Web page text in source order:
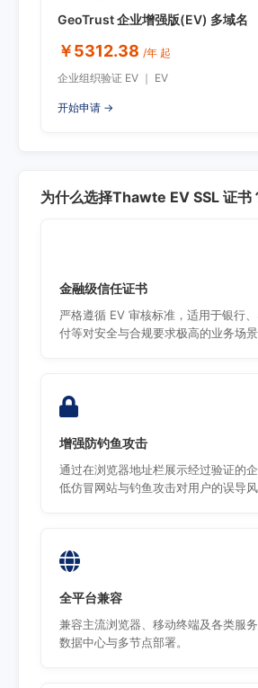
GeoTrust 企业增强版(EV) 多域名
￥5312.38 /年 起
企业组织验证 EV ｜ EV
开始申请 →
为什么选择Thawte EV SSL 证书
金融级信任证书
严格遵循 EV 审核标准，适用于银行
付等对安全与合规要求极高的业务场景
增强防钓鱼攻击
通过在浏览器地址栏展示经过验证的
低仿冒网站与钓鱼攻击对用户的误导风
全平台兼容
兼容主流浏览器、移动终端及各类服
数据中心与多节点部署。